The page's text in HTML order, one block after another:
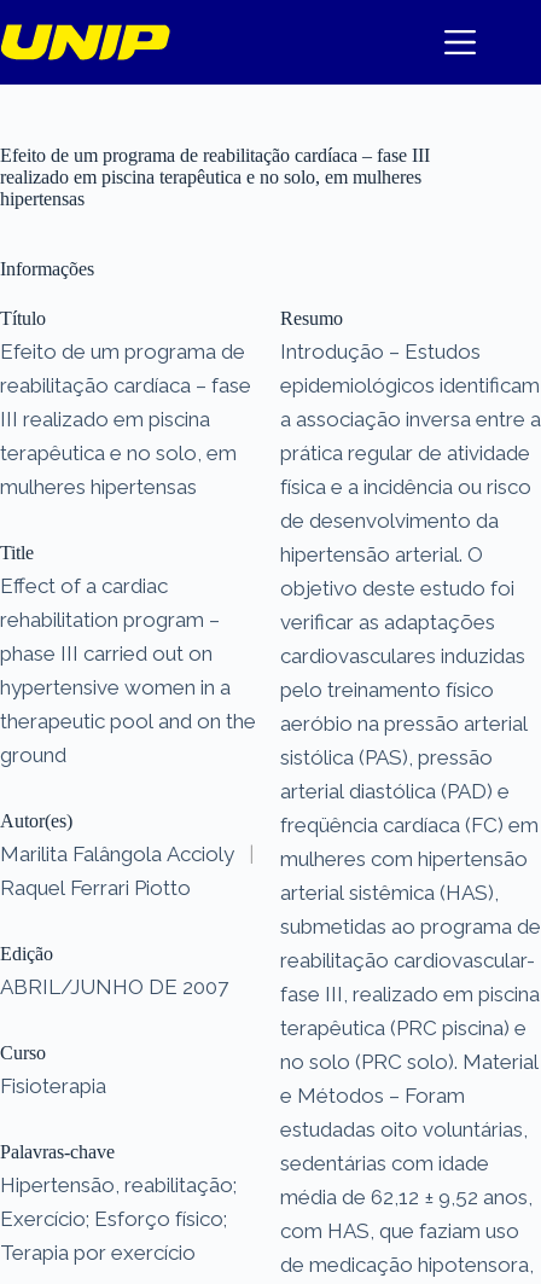
para
o
Efeito de um programa de reabilitação cardíaca – fase III
realizado em piscina terapêutica e no solo, em mulheres
hipertensas
Informações
Título
Efeito de um programa de
reabilitação cardíaca – fase
III realizado em piscina
terapêutica e no solo, em
mulheres hipertensas
Title
Effect of a cardiac
rehabilitation program –
phase III carried out on
hypertensive women in a
therapeutic pool and on the
ground
Autor(es)
Marilita Falângola Accioly
|
Raquel Ferrari Piotto
Edição
ABRIL/JUNHO DE 2007
Curso
Fisioterapia
Palavras-chave
Hipertensão, reabilitação;
Exercício; Esforço físico;
Terapia por exercício
Resumo
Introdução – Estudos
epidemiológicos identificam
a associação inversa entre a
prática regular de atividade
física e a incidência ou risco
de desenvolvimento da
hipertensão arterial. O
objetivo deste estudo foi
verificar as adaptações
cardiovasculares induzidas
pelo treinamento físico
aeróbio na pressão arterial
sistólica (PAS), pressão
arterial diastólica (PAD) e
freqüência cardíaca (FC) em
mulheres com hipertensão
arterial sistêmica (HAS),
submetidas ao programa de
reabilitação cardiovascular-
fase III, realizado em piscina
terapêutica (PRC piscina) e
no solo (PRC solo). Material
e Métodos – Foram
estudadas oito voluntárias,
sedentárias com idade
média de 62,12 ± 9,52 anos,
com HAS, que faziam uso
de medicação hipotensora,